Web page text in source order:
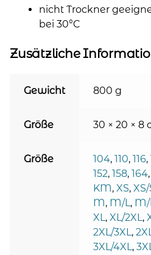
nicht Trockner
bei 30°C
Zusätzliche
Gewicht 800 g
Größe 30 × 20 × 8
Größe 104, 110, 116,
152, 158, 164,
KM, XS, XS/
M, M/L, M/
XL, XL/2XL,
2XL/3XL,
3XL/4XL,